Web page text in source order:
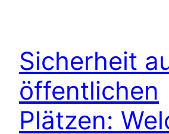
Sicherheit
öffentlichen
Plätzen: